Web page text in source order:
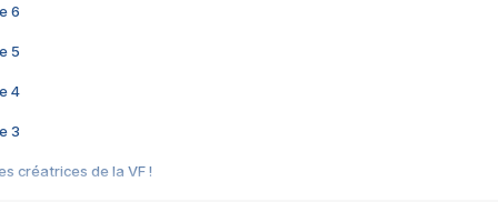
6
5
4
3
créatrices de la VF !